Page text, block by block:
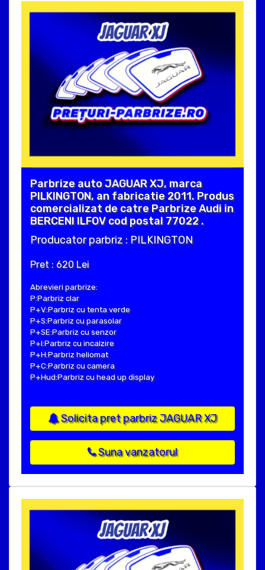
Parbrize auto JAGUAR XJ, marca
PILKINGTON, an fabricatie 2011. Produs
comercializat de catre Parbrize Audi in
BERCENI ILFOV cod postal 77022 .
Producator parbriz : PILKINGTON
Pret : 620 Lei
Abrevieri parbrize:
P:Parbriz clar
P+V:Parbriz cu tenta verde
P+S:Parbriz cu parasolar
P+SE:Parbriz cu senzor
P+I:Parbriz cu incalzire
P+H:Parbriz heliomat
P+C:Parbriz cu camera
P+Hud:Parbriz cu head up display
Solicita pret parbriz JAGUAR XJ
Suna vanzatorul